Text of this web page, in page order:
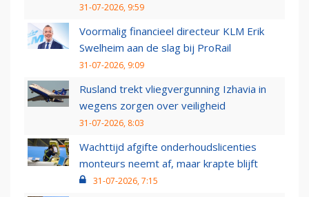
31-07-2026, 9:59
Voormalig financieel directeur KLM Erik
Swelheim aan de slag bij ProRail
31-07-2026, 9:09
Rusland trekt vliegvergunning Izhavia in
wegens zorgen over veiligheid
31-07-2026, 8:03
Wachttijd afgifte onderhoudslicenties
monteurs neemt af, maar krapte blijft
31-07-2026, 7:15